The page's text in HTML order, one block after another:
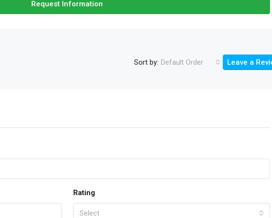
Request Information
Sort by: Default Order Leave a
Rating
Select